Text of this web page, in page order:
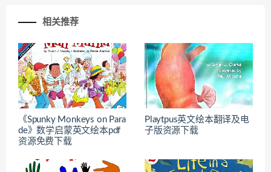
相关推荐
《Spunky Monkeys on Para
de》数学启蒙英文绘本pdf
资源免费下载
Playtpus英文绘本翻译及电
子版资源下载